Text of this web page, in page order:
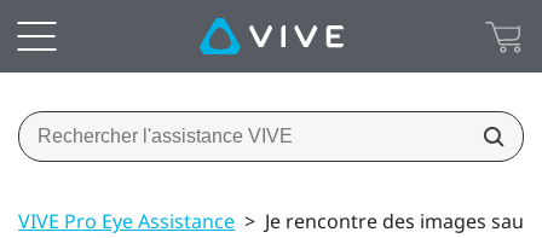
VIVE Pro Eye Assistance > Je rencontre des images